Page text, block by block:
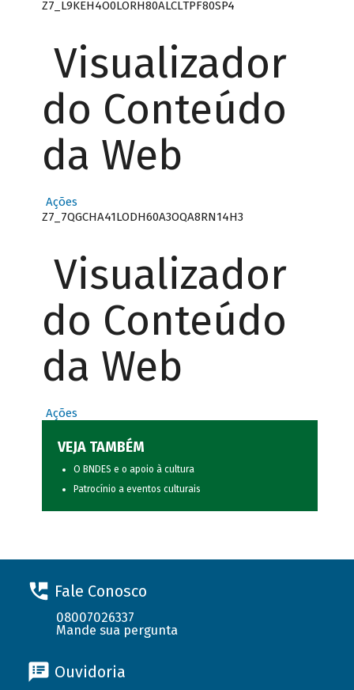
Z7_L9KEH4O0LORH80ALCLTPF80SP4
Visualizador
do Conteúdo
da Web
Ações
Z7_7QGCHA41LODH60A3OQA8RN14H3
Visualizador
do Conteúdo
da Web
Ações
VEJA TAMBÉM
O BNDES e o apoio à cultura
Patrocínio a eventos culturais
Fale Conosco
08007026337
Mande sua pergunta
Ouvidoria